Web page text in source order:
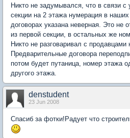
Никто не задумывался, что в связи с
секции на 2 этажа нумерация в
договорах указана неверная. Это не
из первой секции, в остальных же
Никто не разговаривал с продавцами
Предварительные договора
потом будет путаница, номер этажа
другого этажа.
denstudent
23 Jun 2008
Спасиб за фотки!Радует что